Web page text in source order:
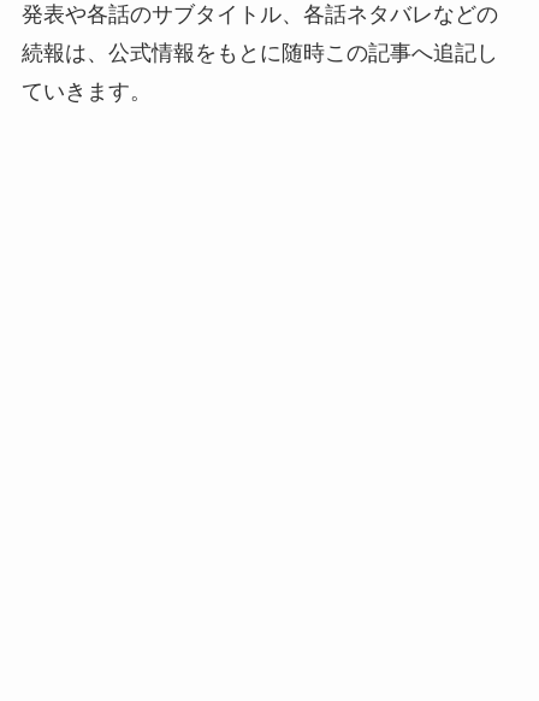
発表や各話のサブタイトル、各話ネタバレなどの
続報は、公式情報をもとに随時この記事へ追記し
ていきます。